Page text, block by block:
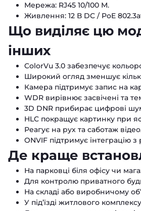
Мережа: RJ45 10/100 М.
Живлення: 12 В DC / PoE
Що виділяє цю
інших
ColorVu 3.0 забезпечує
Широкий огляд зменшує
Камера підтримує запис на
WDR вирівнює засвічені та
3D DNR прибирає цифрові
HLC покращує картинку при
Реагує на рух та саботаж
ONVIF підтримує інтеграцію
Де краще
На парковці біля офісу чи
Для контролю приватного
На складі або виробничому
У під’їзді житлового